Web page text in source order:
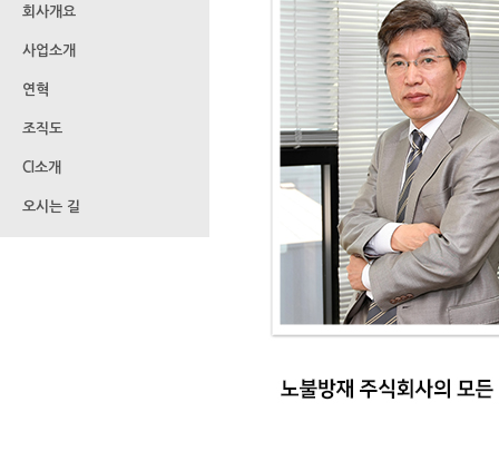
회사개요
사업소개
연혁
조직도
CI소개
오시는 길